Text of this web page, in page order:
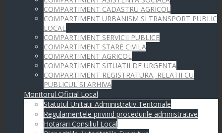
COMPARTIMENT CADASTRU AGRICOL
COMPARTIMENT URBANISM SI TRANSPORT PUBLIC
LOCAL
COMPARTIMENT SERVICII PUBLICE
COMPARTIMENT STARE CIVILA
COMPARTIMENT AGRICOL
COMPARTIMENT SITUATII DE URGENTA
COMPARTIMENT REGISTRATURA, RELATII CU
PUBLICUL SI ARHIVA
Monitorul Oficial Local
Statutul Unitatii Administrativ Teritoriale
Regulamentele privind procedurile admnistrative
Hotarari Consiliul Local